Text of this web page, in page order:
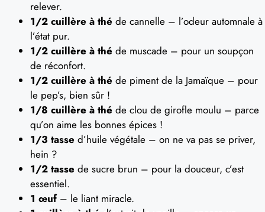
relever.
1/2 cuillère à thé de cannelle – l’odeur automnale à
l’état pur.
1/2 cuillère à thé de muscade – pour un soupçon
de réconfort.
1/2 cuillère à thé de piment de la Jamaïque – pour
le pep’s, bien sûr !
1/8 cuillère à thé de clou de girofle moulu – parce
qu’on aime les bonnes épices !
1/3 tasse d’huile végétale – on ne va pas se priver,
hein ?
1/2 tasse de sucre brun – pour la douceur, c’est
essentiel.
1 œuf– le liant miracle.